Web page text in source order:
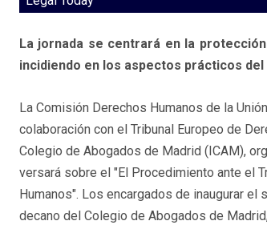
La jornada se centrará en la
incidiendo en los aspectos prácticos del
La Comisión Derechos Humanos de la
colaboración con el Tribunal Europeo de
Colegio de Abogados de Madrid (ICAM),
versará sobre el "El Procedimiento ante el
Humanos". Los encargados de inaugurar el
decano del Colegio de Abogados de